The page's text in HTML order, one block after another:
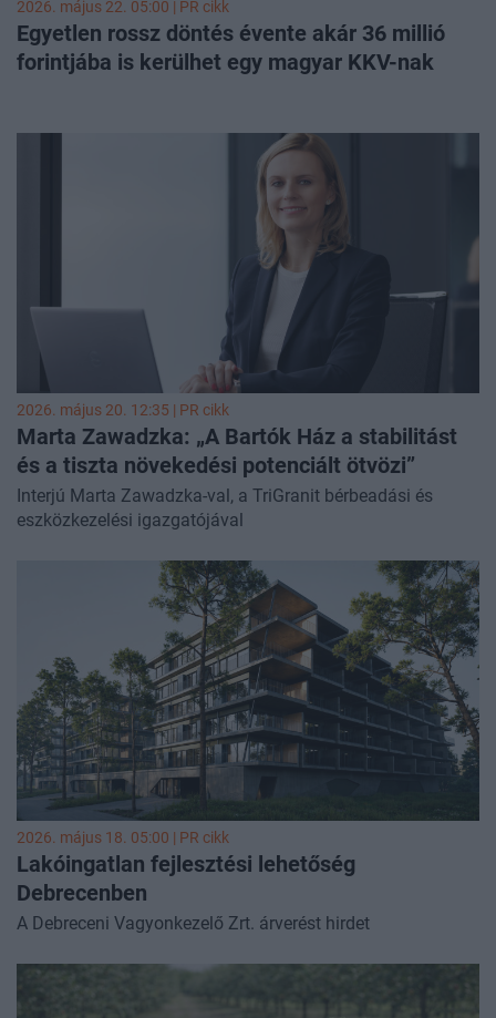
2026. május 22. 05:00 | PR cikk
Egyetlen rossz döntés évente akár 36 millió
forintjába is kerülhet egy magyar KKV-nak
2026. május 20. 12:35 | PR cikk
Marta Zawadzka: „A Bartók Ház a stabilitást
és a tiszta növekedési potenciált ötvözi”
Interjú Marta Zawadzka-val, a TriGranit bérbeadási és
eszközkezelési igazgatójával
2026. május 18. 05:00 | PR cikk
Lakóingatlan fejlesztési lehetőség
Debrecenben
A Debreceni Vagyonkezelő Zrt. árverést hirdet